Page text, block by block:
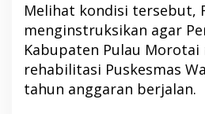
Melihat kondisi tersebut,
menginstruksikan agar
Kabupaten Pulau
rehabilitasi Puskesmas
tahun anggaran berjalan.